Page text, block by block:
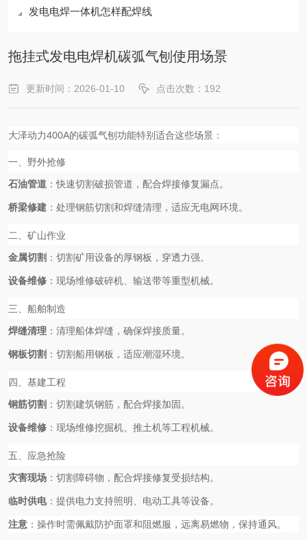
发电电焊一体机怎样配焊线
拖挂式发电电焊机碳弧气刨使用场景
更新时间：2026-01-10 点击次数：192
大泽动力400A的碳弧气刨功能特别适合这些场景：
一、野外抢修
石油管道 ‌：快速切割破损管道，配合焊接修复漏点。
桥梁修建 ‌：处理钢筋切割和焊缝清理，适应无电网环境。
二、矿山作业
金属切割 ‌：切割矿用设备的厚钢板，穿透力强。
设备维修 ‌：现场维修破碎机、输送带等重型机械。
三、船舶制造
焊缝清理 ‌：清理船体焊缝，确保焊接质量。
钢板切割 ‌：切割船用钢板，适应潮湿环境。
四、基建工程
钢筋切割 ‌：切割建筑钢筋，配合焊接加固。
设备维修 ‌：现场维修挖掘机、推土机等工程机械。
五、应急抢险
灾害现场 ‌：切割障碍物，配合焊接修复受损结构。
临时供电‌：提供电力支持照明、电动工具等设备。
注意 ‌：操作时需佩戴防护面罩和阻燃服，远离易燃物，保持通风。